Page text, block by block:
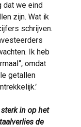
dat we eind
zijn. Wat ik
schrijven.
Ik heb
omdat
getallen
in op het
de